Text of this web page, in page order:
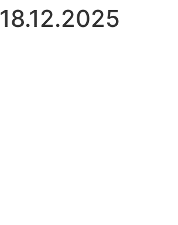
18.12.2025